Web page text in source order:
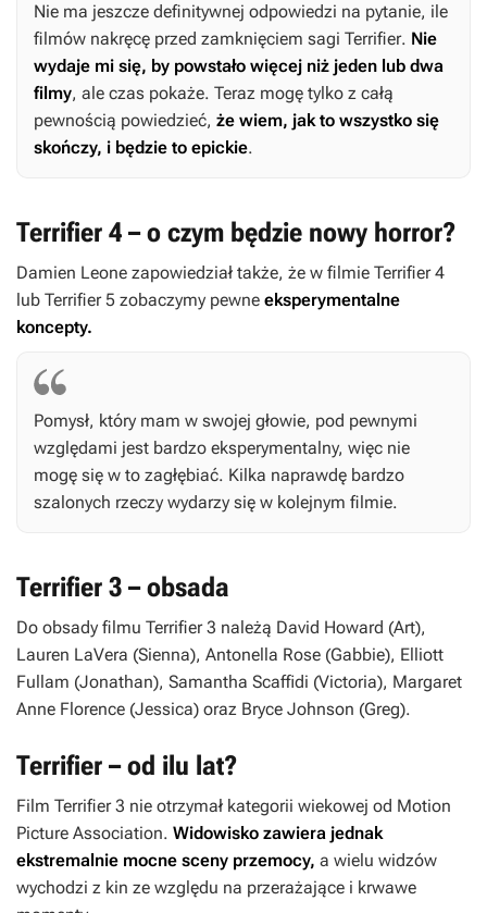
Nie ma jeszcze definitywnej odpowiedzi na pytanie, ile
filmów nakręcę przed zamknięciem sagi Terrifier. Nie
wydaje mi się, by powstało więcej niż jeden lub dwa
filmy, ale czas pokaże. Teraz mogę tylko z całą
pewnością powiedzieć, że wiem, jak to wszystko się
skończy, i będzie to epickie.
Terrifier 4 – o czym będzie nowy horror?
Damien Leone zapowiedział także, że w filmie Terrifier4
lub Terrifier 5 zobaczymy pewne eksperymentalne
koncepty.
Pomysł, który mam w swojej głowie, pod pewnymi
względami jest bardzo eksperymentalny, więc nie
mogę się w to zagłębiać. Kilka naprawdę bardzo
szalonych rzeczy wydarzy się w kolejnym filmie.
Terrifier 3 – obsada
Do obsady filmu Terrifier 3 należą David Howard (Art),
Lauren LaVera (Sienna), Antonella Rose (Gabbie), Elliott
Fullam (Jonathan), Samantha Scaffidi (Victoria), Margaret
Anne Florence (Jessica) oraz Bryce Johnson (Greg).
Terrifier – od ilu lat?
Film Terrifier 3 nie otrzymał kategorii wiekowej od Motion
Picture Association. Widowisko zawiera jednak
ekstremalnie mocne sceny przemocy, a wielu widzów
wychodzi z kin ze względu na przerażające i krwawe